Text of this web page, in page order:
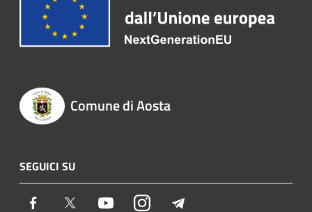
Comune di Aosta
SEGUICI SU
Facebook Twitter YoutubeInstagram